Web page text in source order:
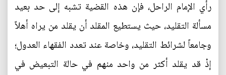
رأي الإمام الراحل، فإن هذه القضية تشبه إلى حد بعيد
مسألة التقليد، حيث يستطيع المقلد أن يقلد من يراه أهلاً
وجامعاً لشرائط التقليد، وخاصة عند تعدد الفقهاء العدول؛
إذْ قد يقلد أكثر من واحد منهم في حالة التبعيض في